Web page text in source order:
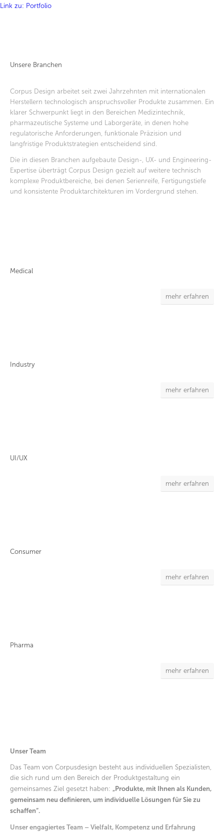
Link zu: Portfolio
Unsere Branchen
Corpus Design arbeitet seit zwei Jahrzehnten mit internationalen
Herstellern technologisch anspruchsvoller Produkte zusammen. Ein
klarer Schwerpunkt liegt in den Bereichen Medizintechnik,
pharmazeutische Systeme und Laborgeräte, in denen hohe
regulatorische Anforderungen, funktionale Präzision und
langfristige Produktstrategien entscheidend sind.
Die in diesen Branchen aufgebaute Design-, UX- und Engineering-
Expertise überträgt Corpus Design gezielt auf weitere technisch
komplexe Produktbereiche, bei denen Serienreife, Fertigungstiefe
und konsistente Produktarchitekturen im Vordergrund stehen.
Medical
mehr erfahren
UI/UX
mehr erfahren
Industry
mehr erfahren
Consumer
mehr erfahren
Pharma
mehr erfahren
Unser Team
Das Team von Corpusdesign besteht aus individuellen Spezialisten,
die sich rund um den Bereich der Produktgestaltung ein
gemeinsames Ziel gesetzt haben: „Produkte, mit Ihnen als Kunden,
gemeinsam neu definieren, um individuelle Lösungen für Sie zu
schaffen“.
Unser engagiertes Team – Vielfalt, Kompetenz und Erfahrung